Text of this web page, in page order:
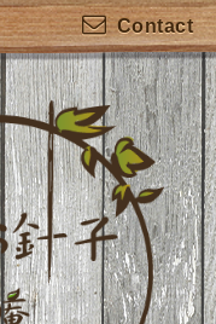
Contact